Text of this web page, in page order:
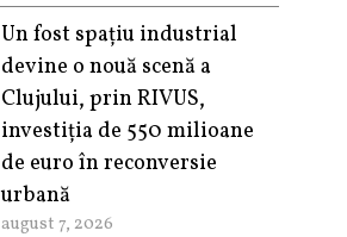
Un fost spațiu industrial
devine o nouă scenă a
Clujului, prin RIVUS,
investiția de 550 milioane
de euro în reconversie
urbană
august 7, 2026